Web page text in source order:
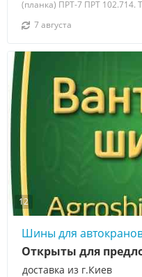
(планка) ПРТ-7 ПРТ 102.714.
7 августа
12
Шины для
доставка из г.Киев
Открыты для